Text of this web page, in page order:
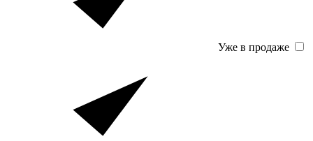
Уже в продаже